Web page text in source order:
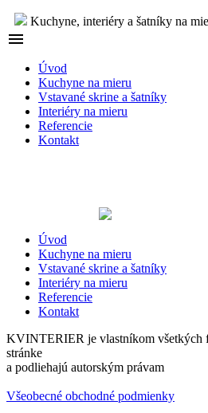
Kuchyne, interiéry a šatníky na

Úvod
Kuchyne na mieru
Vstavané skrine a šatníky
Interiéry na mieru
Referencie
Kontakt
Úvod
Kuchyne na mieru
Vstavané skrine a šatníky
Interiéry na mieru
Referencie
Kontakt
KVINTERIER je vlastníkom všetkých
stránke
a podliehajú autorským právam
Všeobecné obchodné podmienky